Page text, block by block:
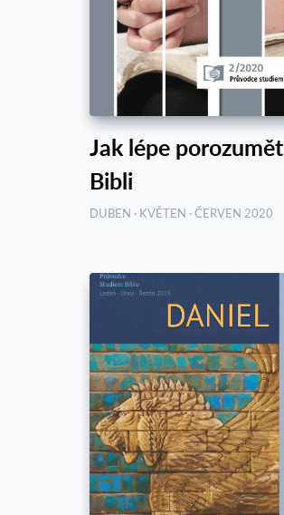
Jak lépe porozumět
Bibli
DUBEN · KVĚTEN · ČERVEN 2020